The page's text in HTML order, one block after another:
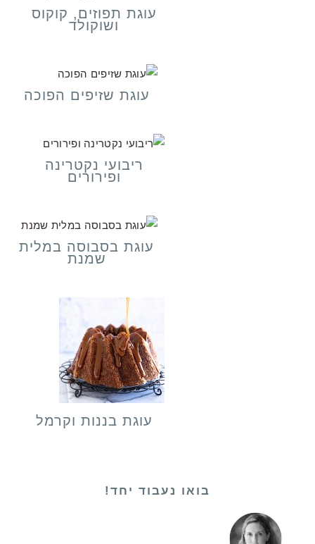
עוגת תפוזים, קוקוס
ושוקולד
עוגת שזיפים הפוכה
ריבועי נקטרינה
ופירורים
עוגת בסבוסה במלית
שמנת
עוגת בננות וקרמל
בואו נעבוד יחד!